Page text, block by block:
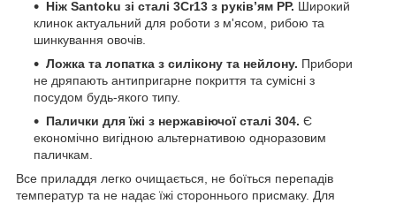
Ніж Santoku зі сталі 3Cr13 з руківʼям PP. Широкий
клинок актуальний для роботи з м'ясом, рибою та
шинкування овочів.
Ложка та лопатка з силікону та нейлону. Прибори
не дряпають антипригарне покриття та сумісні з
посудом будь-якого типу.
Палички для їжі з нержавіючої сталі 304. Є
економічно вигідною альтернативою одноразовим
паличкам.
Все приладдя легко очищається, не боїться перепадів
температур та не надає їжі стороннього присмаку. Для